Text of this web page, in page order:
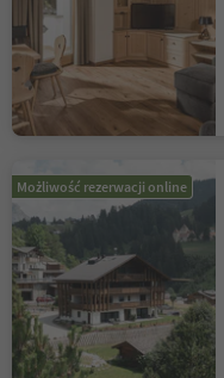
Możliwość rezerwacji online